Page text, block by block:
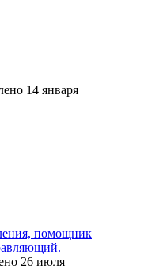
14 января
помощник
26 июля